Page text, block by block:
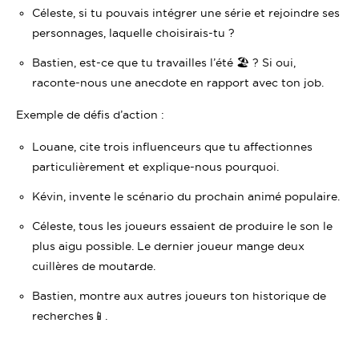
Céleste, si tu pouvais intégrer une série et rejoindre ses
personnages, laquelle choisirais-tu ?
Bastien, est-ce que tu travailles l’été 🏖 ? Si oui,
raconte-nous une anecdote en rapport avec ton job.
Exemple de défis d’action :
Louane, cite trois influenceurs que tu affectionnes
particulièrement et explique-nous pourquoi.
Kévin, invente le scénario du prochain animé populaire.
Céleste, tous les joueurs essaient de produire le son le
plus aigu possible. Le dernier joueur mange deux
cuillères de moutarde.
Bastien, montre aux autres joueurs ton historique de
recherches📱.